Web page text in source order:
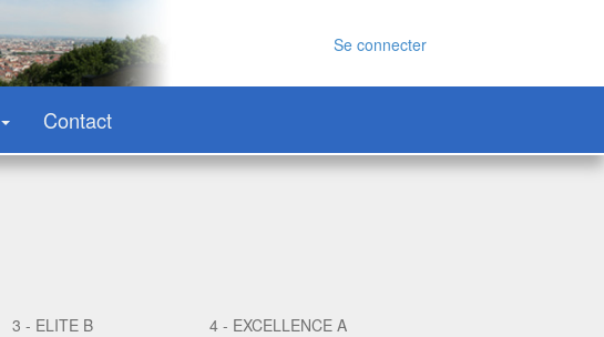
Se connecter
Contact
3 - ELITE B
4 - EXCELLENCE A